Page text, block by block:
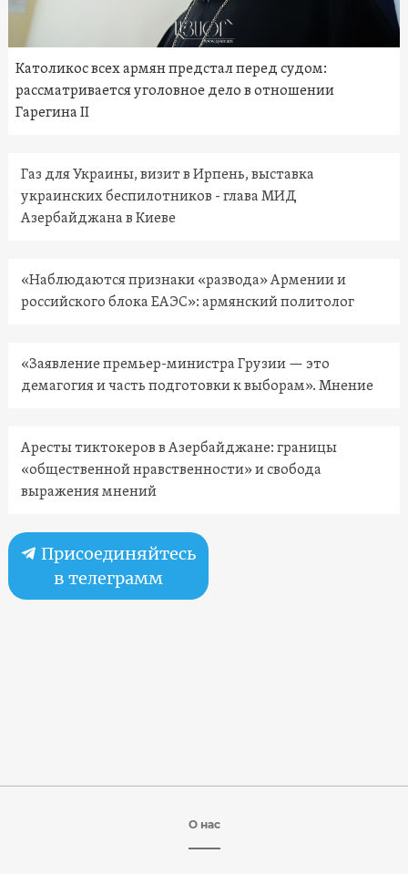
Католикос всех армян предстал перед судом:
рассматривается уголовное дело в отношении
Гарегина II
Газ для Украины, визит в Ирпень, выставка
украинских беспилотников - глава МИД
Азербайджана в Киеве
«Наблюдаются признаки «развода» Армении и
российского блока ЕАЭС»: армянский политолог
«Заявление премьер-министра Грузии — это
демагогия и часть подготовки к выборам». Мнение
Аресты тиктокеров в Азербайджане: границы
«общественной нравственности» и свобода
выражения мнений
Присоединяйтесь
в телеграмм
О нас